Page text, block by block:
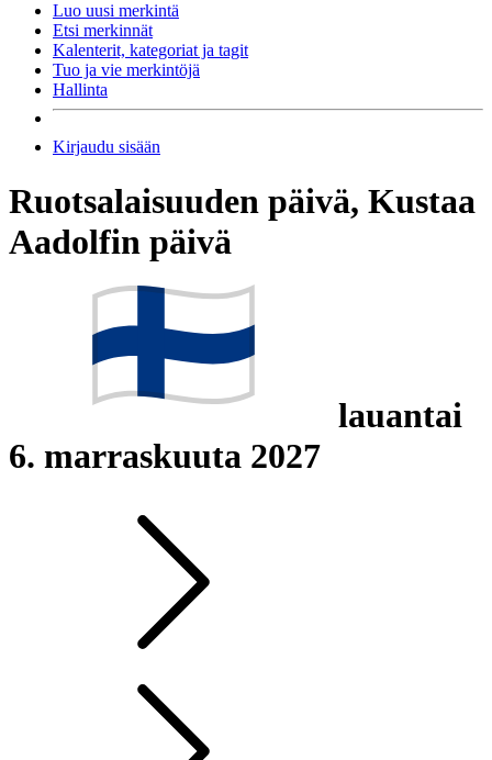
Luo uusi merkintä
Etsi merkinnät
Kalenterit, kategoriat ja tagit
Tuo ja vie merkintöjä
Hallinta
Kirjaudu sisään
Ruotsalaisuuden päivä, Kustaa
Aadolfin päivä
lauantai
6. marraskuuta 2027